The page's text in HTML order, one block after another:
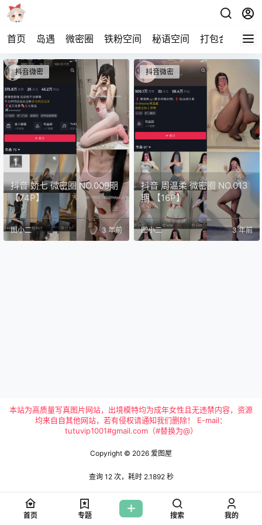
首页 岛遇 微密圈 铁粉空间 秘语空间 打包合集 关
抖音微密
抖音 娇七 微密圈 NO.009期
【74P】
图小二 3 年前
抖音微密
抖音 周温柔 微密圈 NO.013
期 【16P】
图小二 3 年前
本站为高质量写真图片网站，出境模特均为成年女性且无违禁内容，资源
均来自自其他网站，若有侵权请通知我们删除！ E-mail：
tutuvip1001#gmail.com（#替换为@）
Copyright © 2026 爱图屋
查询 12 次，耗时 2.1892 秒
首页 专题 搜索 我的